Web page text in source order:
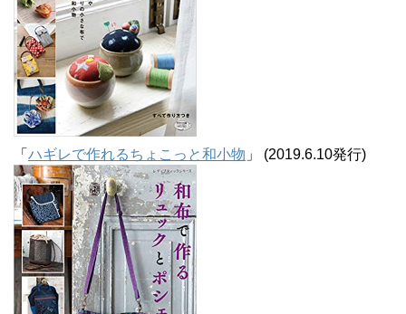
「 ハギレで作れるちょこっと和小物 」 (2019.6.10発行)